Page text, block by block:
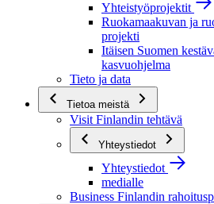
Yhteistyöprojektit
Ruokamaakuvan ja
projekti
Itäisen Suomen
kasvuohjelma
Tieto ja data
Tietoa meistä
Visit Finlandin tehtävä
Yhteystiedot
Yhteystiedot
medialle
Business Finlandin